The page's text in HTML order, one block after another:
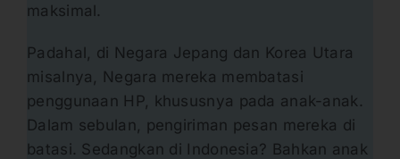
maksimal.
Padahal, di Negara Jepang dan Korea Utara
misalnya, Negara mereka membatasi
penggunaan HP, khususnya pada anak-anak.
Dalam sebulan, pengiriman pesan mereka di
batasi. Sedangkan di Indonesia? Bahkan anak